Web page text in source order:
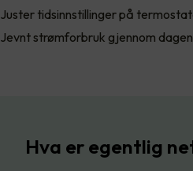
Juster tidsinnstillinger på
Jevnt strømforbruk gjennom dagen
Hva er egentlig